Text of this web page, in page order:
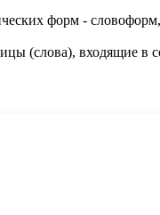
форм -
(слова), входящие в